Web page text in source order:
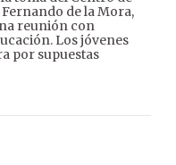
de la Mora,
reunión con
Los jóvenes
por supuestas